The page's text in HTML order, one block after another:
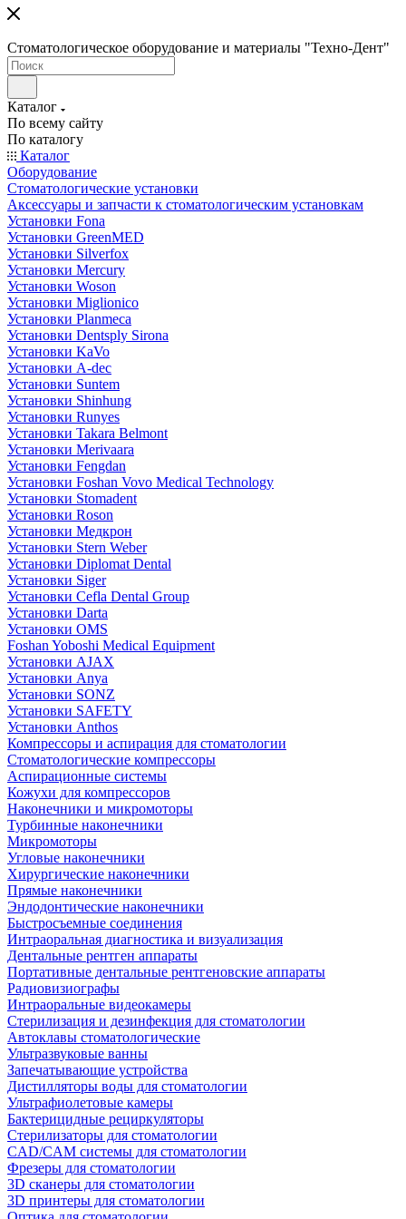
Стоматологическое оборудование и материалы "Техно-Дент"
Каталог
По всему сайту
По каталогу
Каталог
Оборудование
Стоматологические установки
Аксессуары и запчасти к стоматологическим установкам
Установки Fona
Установки GreenMED
Установки Silverfox
Установки Mercury
Установки Woson
Установки Miglionico
Установки Planmeca
Установки Dentsply Sirona
Установки KaVo
Установки A-dec
Установки Suntem
Установки Shinhung
Установки Runyes
Установки Takara Belmont
Установки Merivaara
Установки Fengdan
Установки Foshan Vovo Medical Technology
Установки Stomadent
Установки Roson
Установки Медкрон
Установки Stern Weber
Установки Diplomat Dental
Установки Siger
Установки Cefla Dental Group
Установки Darta
Установки OMS
Foshan Yoboshi Medical Equipment
Установки AJAX
Установки Anya
Установки SONZ
Установки SAFETY
Установки Anthos
Компрессоры и аспирация для стоматологии
Стоматологические компрессоры
Аспирационные системы
Кожухи для компрессоров
Наконечники и микромоторы
Турбинные наконечники
Микромоторы
Угловые наконечники
Хирургические наконечники
Прямые наконечники
Эндодонтические наконечники
Быстросъемные соединения
Интраоральная диагностика и визуализация
Дентальные рентген аппараты
Портативные дентальные рентгеновские аппараты
Радиовизиографы
Интраоральные видеокамеры
Стерилизация и дезинфекция для стоматологии
Автоклавы стоматологические
Ультразвуковые ванны
Запечатывающие устройства
Дистилляторы воды для стоматологии
Ультрафиолетовые камеры
Бактерицидные рециркуляторы
Стерилизаторы для стоматологии
CAD/CAM системы для стоматологии
Фрезеры для стоматологии
3D cканеры для стоматологии
3D принтеры для стоматологии